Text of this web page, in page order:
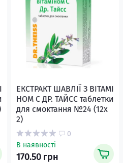
ЕКСТРАКТ ШАВЛІЇ З ВІТАМІ
НОМ С ДР. ТАЙСС таблетки
для смоктання №24 (12х
2)
0
В наявності
170.50 грн